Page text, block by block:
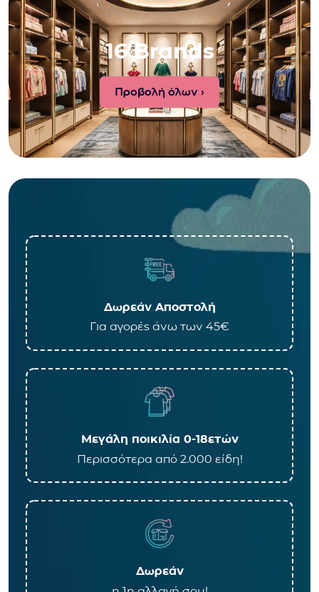
16 Brands
Προβολή όλων ›
Δωρεάν Αποστολή
Για αγορές άνω των 45€
Μεγάλη ποικιλία 0-18ετών
Περισσότερα από 2.000 είδη!
Δωρεάν